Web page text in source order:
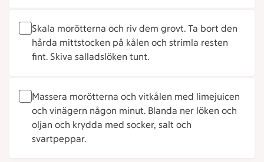
Skala morötterna och riv dem grovt. Ta bort den
hårda mittstocken på kålen och strimla resten
fint. Skiva salladslöken tunt.
Massera morötterna och vitkålen med limejuicen
och vinägern någon minut. Blanda ner löken och
oljan och krydda med socker, salt och
svartpeppar.